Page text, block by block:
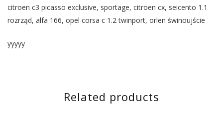
citroen c3 picasso exclusive, sportage, citroen cx, seicento 1.1
rozrząd, alfa 166, opel corsa c 1.2 twinport, orlen świnoujście
yyyyy
Related products